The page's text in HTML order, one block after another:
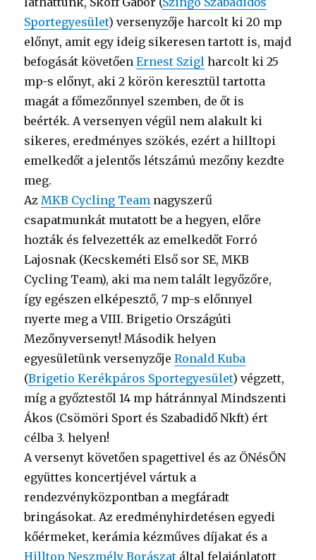
Sportegyesület) versenyzője harcolt ki 20 mp
előnyt, amit egy ideig sikeresen tartott is, majd
befogását követőenErnest Szigl harcolt ki 25
mp-s előnyt, aki 2 körön keresztül tartotta
magát a főmezőnnyel szemben, de őt is
beérték. A versenyen végül nem alakult ki
sikeres, eredményes szökés, ezért a hilltopi
emelkedőt a jelentős létszámú mezőny kezdte
meg.
Az MKB Cycling Team nagyszerű
csapatmunkát mutatott be a hegyen, előre
hozták és felvezették az emelkedőt Forró
Lajosnak (Kecskeméti Első sor SE, MKB
Cycling Team), aki ma nem talált legyőzőre,
így egészen elképesztő, 7 mp-s előnnyel
nyerte meg a VIII. Brigetio Országúti
Mezőnyversenyt! Második helyen
egyesületünk versenyzőjeRonald Kuba
(Brigetio Kerékpáros Sportegyesület) végzett,
míg a győztestől 14 mp hátránnyal Mindszenti
Ákos (Csömöri Sport és Szabadidő Nkft) ért
célba 3. helyen!
A versenyt követően spagettivel és az ÖNésÖN
együttes koncertjével vártuk a
rendezvényközpontban a megfáradt
bringásokat. Az eredményhirdetésen egyedi
kőérmeket, kerámia kézműves díjakat és a
Hilltop Neszmély Borászat által felajánlatott